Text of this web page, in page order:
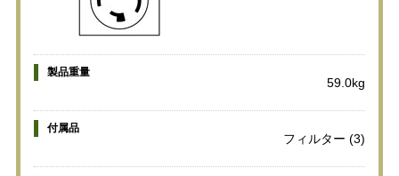
製品重量
59.0kg
付属品
フィルター (3)